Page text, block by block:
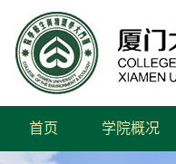
首页 学院概况